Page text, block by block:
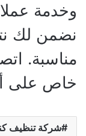
وخدمة
نضمن لك
مناسبة.
خاص على
شركة تنظيف